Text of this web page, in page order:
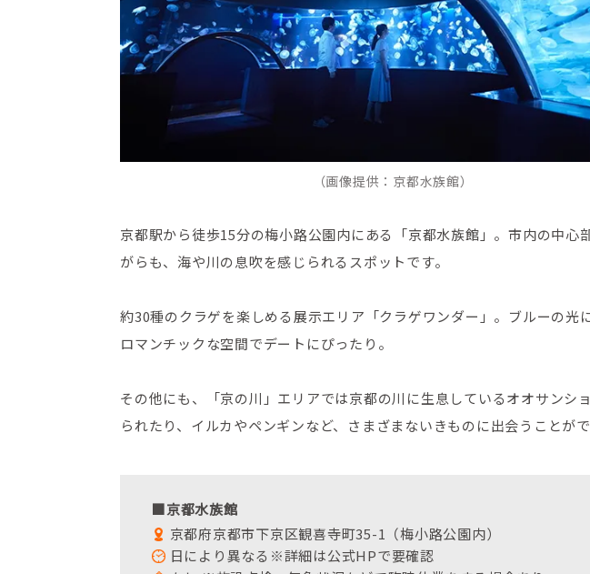
（画像提供：京都水族館）
京都駅から徒歩15分の梅小路公園内にある「京都水族館」。市内の中心
がらも、海や川の息吹を感じられるスポットです。
約30種のクラゲを楽しめる展示エリア「クラゲワンダー」。ブルーの光
ロマンチックな空間でデートにぴったり。
その他にも、「京の川」エリアでは京都の川に生息しているオオサンシ
られたり、イルカやペンギンなど、さまざまないきものに出会うことがで
■京都水族館
京都府京都市下京区観喜寺町35-1（梅小路公園内）
日により異なる※詳細は公式HPで要確認